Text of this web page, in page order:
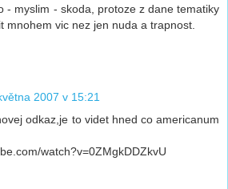
- myslim - skoda, protoze z dane tematiky
mnohem vic nez jen nuda a trapnost.
2007 v 15:21
odkaz,je to videt hned co americanum
watch?v=0ZMgkDDZkvU